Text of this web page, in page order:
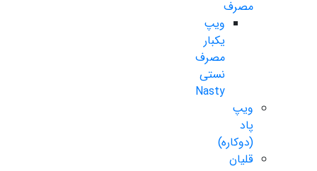
مصرف
ویپ
یکبار
مصرف
نستی
Nasty
ویپ
پاد
(دوکاره)
قلیان